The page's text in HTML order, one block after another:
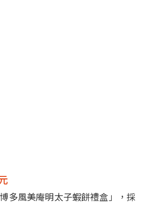
多風美庵明太子蝦餅禮盒」，採